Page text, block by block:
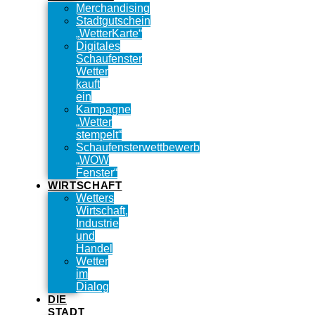
Merchandising
Stadtgutschein
„WetterKarte“
Digitales
Schaufenster
Wetter
kauft
ein
Kampagne
„Wetter
stempelt“
Schaufensterwettbewerb
„WOW
Fenster“
WIRTSCHAFT
Wetters
Wirtschaft,
Industrie
und
Handel
Wetter
im
Dialog
DIE
STADT